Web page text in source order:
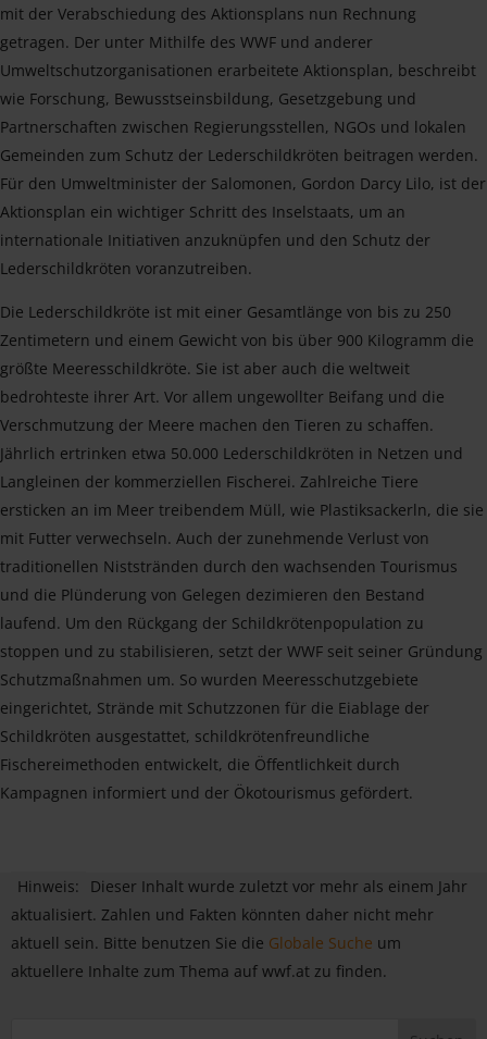
mit der Verabschiedung des Aktionsplans nun Rechnung
getragen. Der unter Mithilfe des WWF und anderer
Umweltschutzorganisationen erarbeitete Aktionsplan, beschreibt
wie Forschung, Bewusstseinsbildung, Gesetzgebung und
Partnerschaften zwischen Regierungsstellen, NGOs und lokalen
Gemeinden zum Schutz der Lederschildkröten beitragen werden.
Für den Umweltminister der Salomonen, Gordon Darcy Lilo, ist der
Aktionsplan ein wichtiger Schritt des Inselstaats, um an
internationale Initiativen anzuknüpfen und den Schutz der
Lederschildkröten voranzutreiben.
Die Lederschildkröte ist mit einer Gesamtlänge von bis zu 250
Zentimetern und einem Gewicht von bis über 900 Kilogramm die
größte Meeresschildkröte. Sie ist aber auch die weltweit
bedrohteste ihrer Art. Vor allem ungewollter Beifang und die
Verschmutzung der Meere machen den Tieren zu schaffen.
Jährlich ertrinken etwa 50.000 Lederschildkröten in Netzen und
Langleinen der kommerziellen Fischerei. Zahlreiche Tiere
ersticken an im Meer treibendem Müll, wie Plastiksackerln, die sie
mit Futter verwechseln. Auch der zunehmende Verlust von
traditionellen Niststränden durch den wachsenden Tourismus
und die Plünderung von Gelegen dezimieren den Bestand
laufend. Um den Rückgang der Schildkrötenpopulation zu
stoppen und zu stabilisieren, setzt der WWF seit seiner Gründung
Schutzmaßnahmen um. So wurden Meeresschutzgebiete
eingerichtet, Strände mit Schutzzonen für die Eiablage der
Schildkröten ausgestattet, schildkrötenfreundliche
Fischereimethoden entwickelt, die Öffentlichkeit durch
Kampagnen informiert und der Ökotourismus gefördert.
Hinweis:
Dieser Inhalt wurde zuletzt vor mehr als einem Jahr
aktualisiert. Zahlen und Fakten könnten daher nicht mehr
aktuell sein. Bitte benutzen Sie die Globale Suche um
aktuellere Inhalte zum Thema auf wwf.at zu finden.